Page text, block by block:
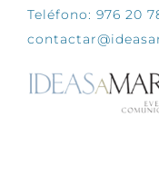
Teléfono: 976 20